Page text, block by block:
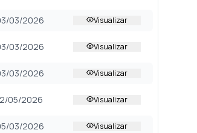
03/2026 Visualizar
03/2026 Visualizar
03/2026 Visualizar
05/2026 Visualizar
03/2026 Visualizar